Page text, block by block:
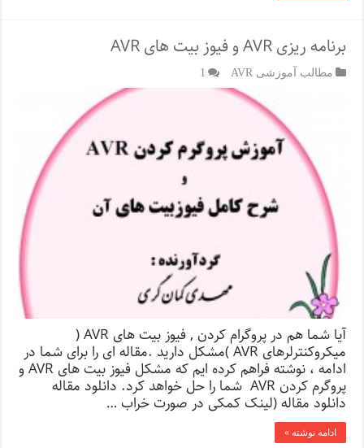
برنامه ریزی AVR و فیوز بیت های AVR
مطالب آموزشی AVR 1
آیا شما هم در پروگرام کردن , فیوز بیت های AVR (
میکروکنترلرهای AVR )مشکل دارید .مقاله ای را برای شما در
ادامه ، نوشته فراهم کرده ایم که مشکل فیوز بیت های AVR و
پروگرم کردن AVR شما را حل خواهد کرد. دانلود مقاله
دانلود مقاله (لینک کمکی در صورت خراب …
ادامه نوشته »